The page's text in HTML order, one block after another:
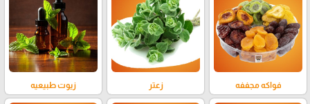
فواكه مجففه زعتر زيوت طبيعيه